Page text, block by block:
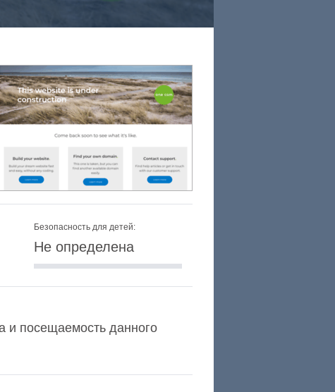
Безопасность для детей:
Не определена
и посещаемость данного